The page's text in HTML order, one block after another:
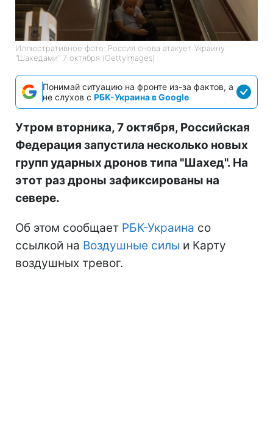
Иллюстративное фото: Россия снова атакует Украину
"Шахедами" 7 октября (GettyImages)
Понимай ситуацию на фронте из-за фактов, а
не слухов с РБК-Украина в Google
Утром вторника, 7 октября, Российская
Федерация запустила несколько новых
групп ударных дронов типа "Шахед". На
этот раз дроны зафиксированы на
севере.
Об этом сообщает РБК-Украина со
ссылкой на Воздушные силы и Карту
воздушных тревог.